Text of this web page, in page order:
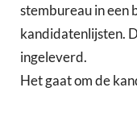
stembureau in een
kandidatenlijsten.
ingeleverd.
Het gaat om de